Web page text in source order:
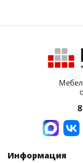
Информация